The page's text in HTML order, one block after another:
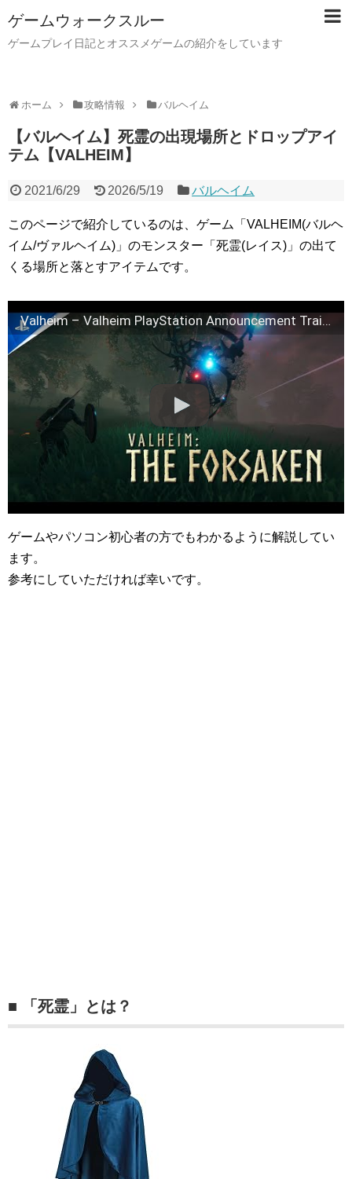
ゲームウォークスルー
ゲームプレイ日記とオススメゲームの紹介をしています
ホーム 攻略情報 バルヘイム
【バルヘイム】死霊の出現場所とドロップアイ
テム【VALHEIM】
2021/6/29 2026/5/19 バルヘイム
このページで紹介しているのは、ゲーム「VALHEIM(バルヘ
イム/ヴァルヘイム)」のモンスター「死霊(レイス)」の出て
くる場所と落とすアイテムです。
Valheim – Valheim PlayStation Announcement Trailer: The Forsaken [starring Neil Newbon] | PS5 Games
ゲームやパソコン初心者の方でもわかるように解説してい
ます。
参考にしていただければ幸いです。
■ 「死霊」とは？